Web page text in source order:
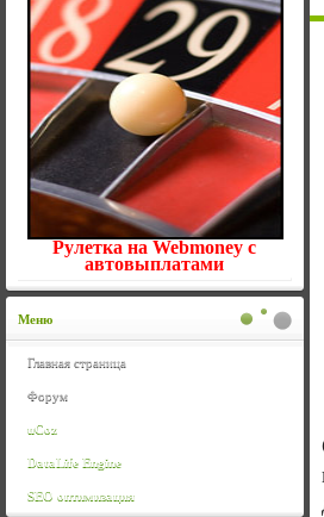
Рулетка на Webmoney с
автовыплатами
Меню
Главная страница
Форум
uCoz
DataLife Engine
SEO оптимизация